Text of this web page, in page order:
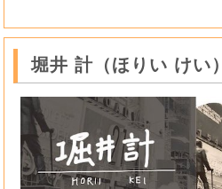
堀井 計（ほりい けい）